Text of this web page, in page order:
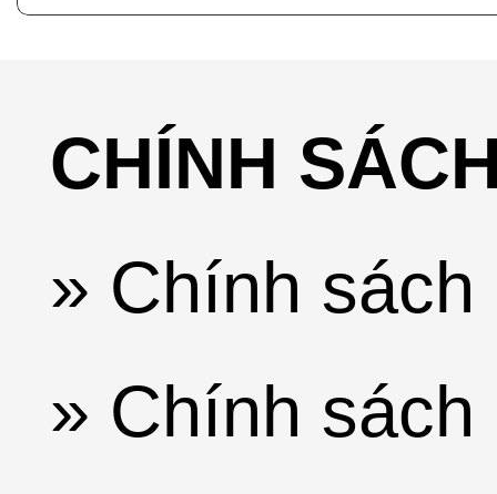
CHÍNH
» Chính
» Chính